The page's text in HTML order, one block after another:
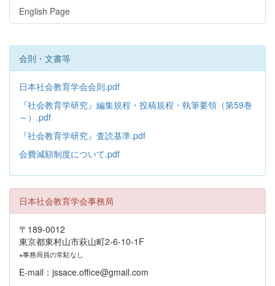
English Page
会則・文書等
日本社会教育学会会則.pdf
『社会教育学研究』編集規程・投稿規程・執筆要領（第59巻
～）.pdf
『社会教育学研究』査読基準.pdf
会費減額制度について.pdf
日本社会教育学会事務局
〒189-0012
東京都東村山市萩山町2-6-10-1F
※事務局員の常駐なし
E-mail：jssace.office@gmail.com